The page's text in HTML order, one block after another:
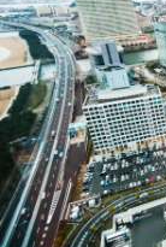
t
e
n
t